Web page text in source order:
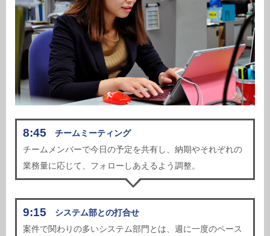
8:45
チームミーティング
チームメンバーで今日の予定を共有し、納期やそれぞれの
業務量に応じて、フォローしあえるよう調整。
9:15
システム部との打合せ
案件で関わりの多いシステム部門とは、週に一度のペース